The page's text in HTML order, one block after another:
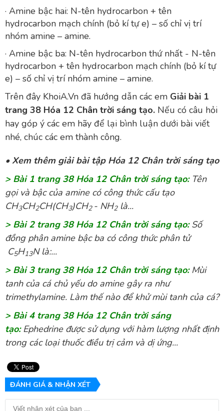
· Amine bậc hai: N-tên hydrocarbon + tên
hydrocarbon mạch chính (bỏ kí tự e) – số chỉ vị trí
nhóm amine – amine.
· Amine bậc ba: N-tên hydrocarbon thứ nhất - N-tên
hydrocarbon + tên hydrocarbon mạch chính (bỏ kí tự
e) – số chỉ vị trí nhóm amine – amine.
Trên đây KhoiA.Vn đã hướng dẫn các em Giải bài 1
trang 38 Hóa 12 Chân trời sáng tạo. Nếu có câu hỏi
hay góp ý các em hãy để lại bình luận dưới bài viết
nhé, chúc các em thành công.
• Xem thêm giải bài tập Hóa 12 Chân trời sáng tạo
> Bài 1 trang 38 Hóa 12 Chân trời sáng tạo: Tên
gọi và bậc của amine có công thức cấu tạo
CH3CH2CH(CH3)CH2 - NH2là...
> Bài 2 trang 38 Hóa 12 Chân trời sáng tạo:Số
đồng phân amine bậc ba có công thức phân tử
C5H13N là:...
> Bài 3 trang 38 Hóa 12 Chân trời sáng tạo:Mùi
tanh của cá chủ yếu do amine gây ra như
trimethylamine. Làm thế nào để khử mùi tanh của cá?
> Bài 4 trang 38 Hóa 12 Chân trời sáng
tạo:Ephedrine được sử dụng với hàm lượng nhất định
trong các loại thuốc điều trị cảm và dị ứng...
ĐÁNH GIÁ & NHẬN XÉT